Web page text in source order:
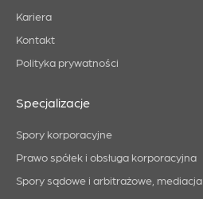
Kariera
Kontakt
Polityka prywatności
Specjalizacje
Spory korporacyjne
Prawo spółek i obsługa korporacyjna
Spory sądowe i arbitrażowe, mediacja